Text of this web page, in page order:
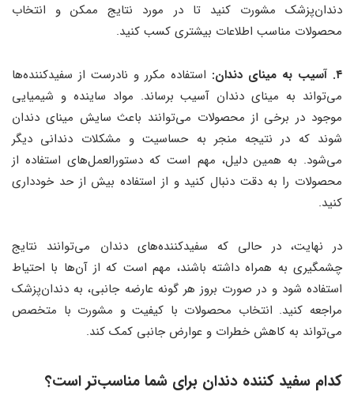
دندان‌پزشک مشورت کنید تا در مورد نتایج ممکن و انتخاب
محصولات مناسب اطلاعات بیشتری کسب کنید.
۴. آسیب به مینای دندان:
استفاده مکرر و نادرست از سفیدکننده‌ها
می‌تواند به مینای دندان آسیب برساند. مواد ساینده و شیمیایی
موجود در برخی از محصولات می‌توانند باعث سایش مینای دندان
شوند که در نتیجه منجر به حساسیت و مشکلات دندانی دیگر
می‌شود. به همین دلیل، مهم است که دستورالعمل‌های استفاده از
محصولات را به دقت دنبال کنید و از استفاده بیش از حد خودداری
کنید.
در نهایت، در حالی که سفیدکننده‌های دندان می‌توانند نتایج
چشمگیری به همراه داشته باشند، مهم است که از آن‌ها با احتیاط
استفاده شود و در صورت بروز هر گونه عارضه جانبی، به دندان‌پزشک
مراجعه کنید. انتخاب محصولات با کیفیت و مشورت با متخصص
می‌تواند به کاهش خطرات و عوارض جانبی کمک کند.
کدام سفید کننده دندان برای شما مناسب‌تر است؟